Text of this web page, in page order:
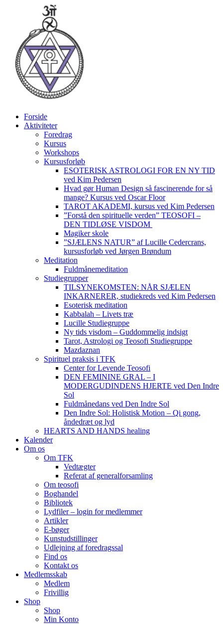
Forside
Aktiviteter
Foredrag
Kursus
Workshops
Kursusforløb
ESOTERISK ASTROLOGI FOR EN NY TID
ved Kim Pedersen
Hvad gør Human Design så fascinerende for så
mange? Kursus ved Oscar Floor
TAROT AKADEMI, kursus ved Kim Pedersen
”Forstå den spirituelle verden” TEOSOFI –
DEN TIDLØSE VISDOM
Magiker skole
”SJÆLENS NATUR” af Lucille Cedercrans,
kursusforløb ved Jørgen Brøndum
Meditation
Fuldmånemeditation
Studiegrupper
TILSYNEKOMSTEN: NÅR SJÆLEN
INKARNERER, studiekreds ved Kim Pedersen
Esoterisk meditation
Kabbalah – Livets træ
Lucille Studiegruppe
Ny tids visdom – Guddommelig indsigt
Tarot, Astrologi og Teosofi Studiegruppe
Mazdaznan
Spirituel praksis i TFK
Center for Levende Teosofi
DEN FEMININE GRAL – I
MODERGUDINDENS HJERTE ved Den Indre
Sol
Fuldmånedans ved Den Indre Sol
Den Indre Sol: Holistisk Motion – Qi gong,
åndedræt og lyd
HEARTS AND HANDS healing
Kalender
Om os
Om TFK
Vedtægter
Referat af generalforsamling
Om teosofi
Boghandel
Bibliotek
Lydfiler – login for medlemmer
Artikler
E-bøger
Kunstudstillinger
Udlejning af foredragssal
Find os
Kontakt os
Medlemsskab
Medlem
Frivillig
Shop
Shop
Min Konto